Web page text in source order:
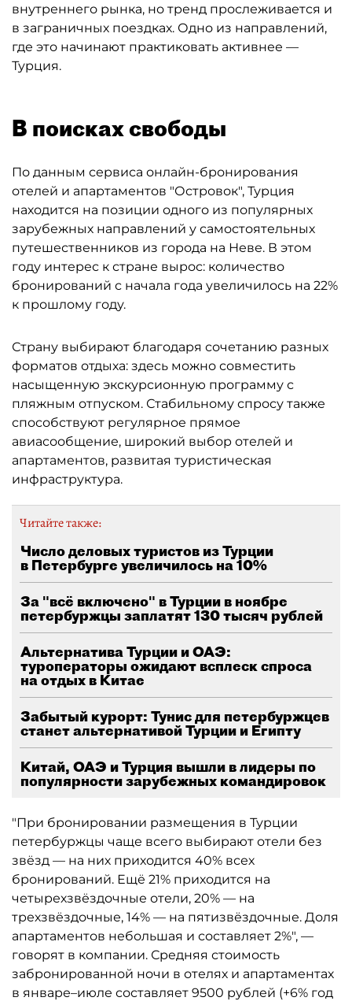
внутреннего рынка, но тренд прослеживается и
в заграничных поездках. Одно из направлений,
где это начинают практиковать активнее —
Турция.
В поисках свободы
По данным сервиса онлайн-бронирования
отелей и апартаментов "Островок", Турция
находится на позиции одного из популярных
зарубежных направлений у самостоятельных
путешественников из города на Неве. В этом
году интерес к стране вырос: количество
бронирований с начала года увеличилось на 22%
к прошлому году.
Страну выбирают благодаря сочетанию разных
форматов отдыха: здесь можно совместить
насыщенную экскурсионную программу с
пляжным отпуском. Стабильному спросу также
способствуют регулярное прямое
авиасообщение, широкий выбор отелей и
апартаментов, развитая туристическая
инфраструктура.
Читайте также:
Число деловых туристов из Турции
в Петербурге увеличилось на 10%
За "всё включено" в Турции в ноябре
петербуржцы заплатят 130 тысяч рублей
Альтернатива Турции и ОАЭ:
туроператоры ожидают всплеск спроса
на отдых в Китае
Забытый курорт: Тунис для петербуржцев
станет альтернативой Турции и Египту
Китай, ОАЭ и Турция вышли в лидеры по
популярности зарубежных командировок
"При бронировании размещения в Турции
петербуржцы чаще всего выбирают отели без
звёзд — на них приходится 40% всех
бронирований. Ещё 21% приходится на
четырехзвёздочные отели, 20% — на
трехзвёздочные, 14% — на пятизвёздочные. Доля
апартаментов небольшая и составляет 2%", —
говорят в компании. Средняя стоимость
забронированной ночи в отелях и апартаментах
в январе–июле составляет 9500 рублей (+6% год